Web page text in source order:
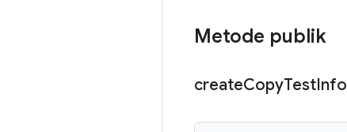
Metode publik
createCopyTestInfo